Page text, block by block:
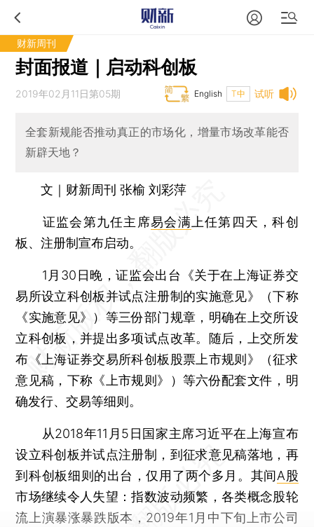
财新周刊
封面报道｜启动科创板
试听
2019年02月11日第05期 T中
English
全套新规能否推动真正的市场化，增量市场改革能否
新辟天地？
文｜财新周刊 张榆 刘彩萍
证监会第九任主席易会满 上任第四天，科创
板、注册制宣布启动。
1月30日晚，证监会出台《关于在上海证券交
易所设立科创板并试点注册制的实施意见》（下称
《实施意见》）等三份部门规章，明确在上交所设
立科创板，并提出多项试点改革。随后，上交所发
布《上海证券交易所科创板股票上市规则》（征求
意见稿，下称《上市规则》）等六份配套文件，明
确发行、交易等细则。
从2018年11月5日国家主席习近平在上海宣布
设立科创板并试点注册制，到征求意见稿落地，再
到科创板细则的出台，仅用了两个多月。其间A股
市场继续令人失望：指数波动频繁，各类概念股轮
流上演暴涨暴跌版本，2019年1月中下旬上市公司